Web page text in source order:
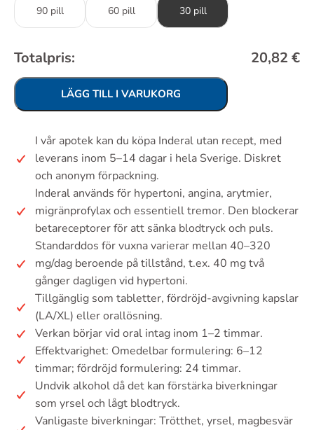
90 pill 60 pill 30 pill
Totalpris: 20,82 €
LÄGG TILL I VARUKORG
I vår apotek kan du köpa Inderal utan recept, med
leverans inom 5–14 dagar i hela Sverige. Diskret
och anonym förpackning.
Inderal används för hypertoni, angina, arytmier,
migränprofylax och essentiell tremor. Den blockerar
betareceptorer för att sänka blodtryck och puls.
Standarddos för vuxna varierar mellan 40–320
mg/dag beroende på tillstånd, t.ex. 40 mg två
gånger dagligen vid hypertoni.
Tillgänglig som tabletter, fördröjd-avgivning kapslar
(LA/XL) eller orallösning.
Verkan börjar vid oral intag inom 1–2 timmar.
Effektvarighet: Omedelbar formulering: 6–12
timmar; fördröjd formulering: 24 timmar.
Undvik alkohol då det kan förstärka biverkningar
som yrsel och lågt blodtryck.
Vanligaste biverkningar: Trötthet, yrsel, magbesvär